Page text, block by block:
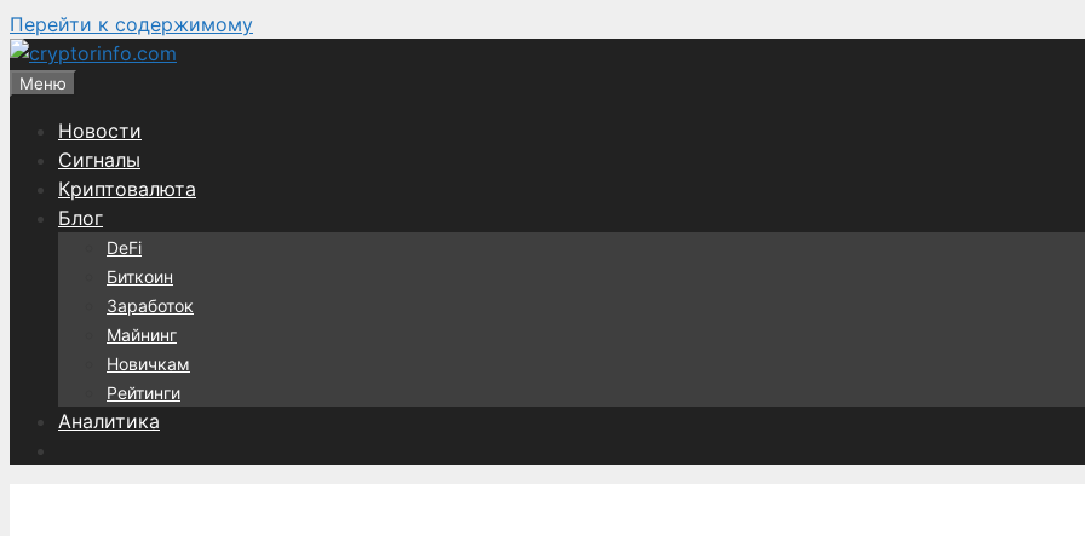
Перейти к содержимому
Меню
Новости
Сигналы
Криптовалюта
Блог
DeFi
Биткоин
Заработок
Майнинг
Новичкам
Рейтинги
Аналитика